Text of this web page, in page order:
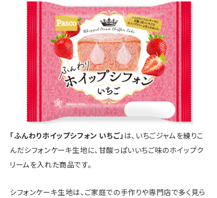
「ふんわりホイップシフォン いちご」 は、いちごジャムを練りこ
んだシフォンケーキ生地に、甘酸っぱいいちご味のホイップク
リームを入れた商品です。
シフォンケーキ生地は、ご家庭での手作りや専門店で多く見ら